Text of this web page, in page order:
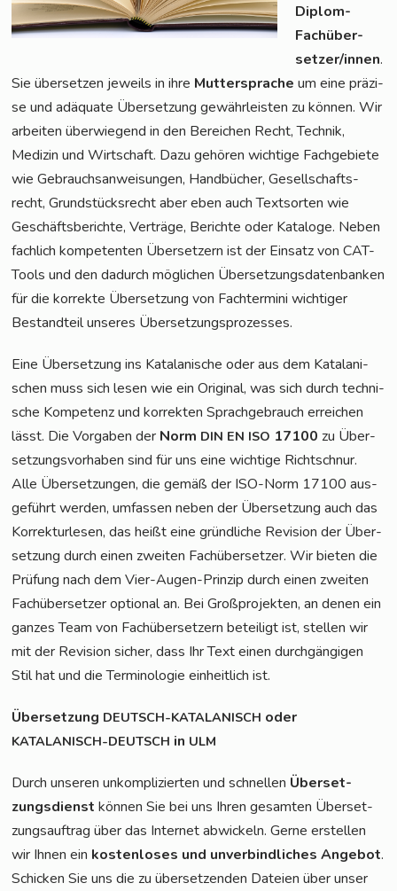
Diplom-
Fach­über­
set­zer/in­nen.
Sie über­set­zen jeweils in ihre Mut­ter­spra­che um eine prä­zi­
se und adäqua­te Über­set­zung gewähr­leis­ten zu kön­nen. Wir
arbei­ten über­wie­gend in den Berei­chen Recht, Tech­nik,
Medi­zin und Wirt­schaft. Dazu gehö­ren wich­ti­ge Fach­ge­bie­te
wie Gebrauchs­an­wei­sun­gen, Hand­bü­cher, Gesell­schafts­
recht, Grund­stücks­recht aber eben auch Text­sor­ten wie
Geschäfts­be­rich­te, Ver­trä­ge, Berich­te oder Kata­lo­ge. Neben
fach­lich kom­pe­ten­ten Über­set­zern ist der Ein­satz von CAT-
Tools und den dadurch mög­li­chen Über­set­zungs­da­ten­ban­ken
für die kor­rek­te Über­set­zung von Fach­ter­mi­ni wich­ti­ger
Bestand­teil unse­res Übersetzungsprozesses.
Eine Über­set­zung ins Kata­la­ni­sche oder aus dem Kata­la­ni­
schen muss sich lesen wie ein Ori­gi­nal, was sich durch tech­ni­
sche Kom­pe­tenz und kor­rek­ten Sprach­ge­brauch errei­chen
lässt. Die Vor­ga­ben der Norm DIN EN ISO 17100 zu Über­
set­zungs­vor­ha­ben sind für uns eine wich­ti­ge Richt­schnur.
Alle Über­set­zun­gen, die gemäß der ISO-Norm 17100 aus­
ge­führt wer­den, umfas­sen neben der Über­set­zung auch das
Kor­rek­tur­le­sen, das heißt eine gründ­li­che Revi­si­on der Über­
set­zung durch einen zwei­ten Fach­über­set­zer. Wir bie­ten die
Prü­fung nach dem Vier-Augen-Prin­zip durch einen zwei­ten
Fach­über­set­zer optio­nal an. Bei Groß­pro­jek­ten, an denen ein
gan­zes Team von Fach­über­set­zern betei­ligt ist, stel­len wir
mit der Revi­si­on sicher, dass Ihr Text einen durch­gän­gi­gen
Stil hat und die Ter­mi­no­lo­gie ein­heit­lich ist.
Über­set­zung DEUTSCH-KATALANISCH oder
KATALANISCH-DEUTSCH in ULM
Durch unse­ren unkom­pli­zier­ten und schnel­len Über­set­
zungs­dienst kön­nen Sie bei uns Ihren gesam­ten Über­set­
zungs­auf­trag über das Inter­net abwi­ckeln. Ger­ne erstel­len
wir Ihnen ein kos­ten­lo­ses und unver­bind­li­ches Ange­bot.
Schi­cken Sie uns die zu über­set­zen­den Datei­en über unser